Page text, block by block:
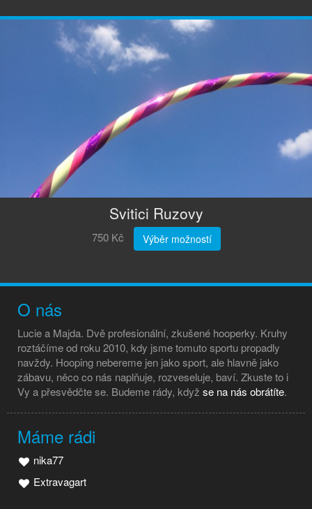
Svitici Ruzovy
750 Kč Výběr možností
O nás
Lucie a Majda. Dvě profesionální, zkušené hooperky. Kruhy
roztáčíme od roku 2010, kdy jsme tomuto sportu propadly
navždy. Hooping nebereme jen jako sport, ale hlavně jako
zábavu, něco co nás naplňuje, rozveseluje, baví. Zkuste to i
Vy a přesvědčte se. Budeme rády, když se na nás obrátíte.
Máme rádi
nika77
Extravagart